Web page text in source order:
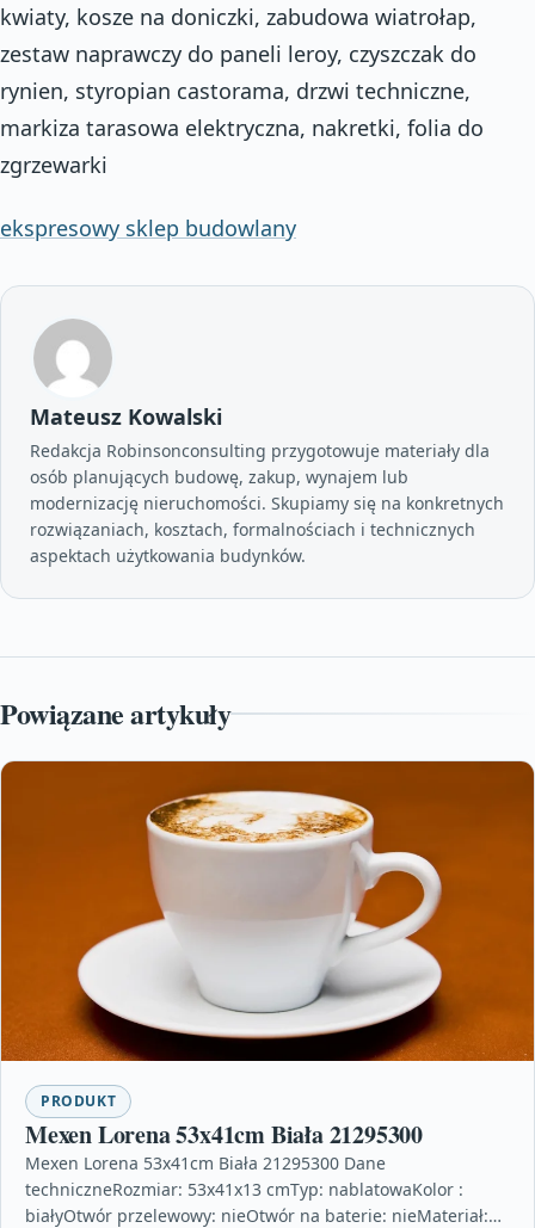
kwiaty, kosze na doniczki, zabudowa wiatrołap,
zestaw naprawczy do paneli leroy, czyszczak do
rynien, styropian castorama, drzwi techniczne,
markiza tarasowa elektryczna, nakretki, folia do
zgrzewarki
ekspresowy sklep budowlany
Mateusz Kowalski
Redakcja Robinsonconsulting przygotowuje materiały dla
osób planujących budowę, zakup, wynajem lub
modernizację nieruchomości. Skupiamy się na konkretnych
rozwiązaniach, kosztach, formalnościach i technicznych
aspektach użytkowania budynków.
Powiązane artykuły
PRODUKT
Mexen Lorena 53x41cm Biała 21295300
Mexen Lorena 53x41cm Biała 21295300 Dane
techniczneRozmiar: 53x41x13 cmTyp: nablatowaKolor :
białyOtwór przelewowy: nieOtwór na baterie: nieMateriał: